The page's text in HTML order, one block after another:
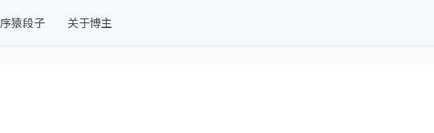
猿段子 关于博主